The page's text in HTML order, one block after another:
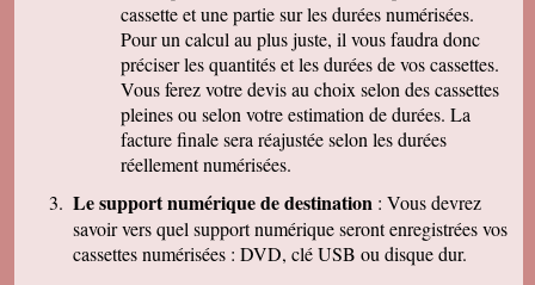
Très cordialement.
Michel J.
Bonjour merci de votre professionalisme et
exactitude si l'occasion se présente de vous
faire connaître je le ferai avec plaisir.
Cordialement
cassette et une partie sur les durées numérisées.
Pour un calcul au plus juste, il vous faudra donc
préciser les quantités et les durées de vos cassettes.
Vous ferez votre devis au choix selon des cassettes
pleines ou selon votre estimation de durées. La
facture finale sera réajustée selon les durées
réellement numérisées.
Le support numérique de destination : Vous devrez
savoir vers quel support numérique seront enregistrées vos
cassettes numérisées : DVD, clé USB ou disque dur.